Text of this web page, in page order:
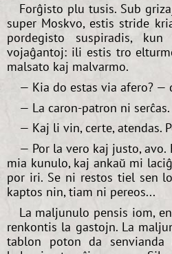
Forĝisto plu tusis. Sub
super Moskvo, estis stride
pordegisto suspiradis,
vojaĝantoj: ili estis tro
malsato kaj malvarmo.
— Kia do estas via afero? —
— La caron-patron ni serĉas.
— Kaj li vin, certe, atendas.
— Por la vero kaj justo, avo.
mia kunulo, kaj ankaŭ mi
por iri. Se ni restos tiel sen
kaptos nin, tiam ni pereos...
La maljunulo pensis iom,
renkontis la gastojn. La
tablon poton da senvianda